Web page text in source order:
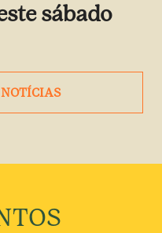
sábado